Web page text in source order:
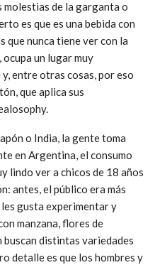
molestias de la garganta o
es que es una bebida con
que nunca tiene ver con la
un lugar muy
entre otras cosas, por eso
que aplica sus
o India, la gente toma
en Argentina, el consumo
lindo ver a chicos de 18 años
antes, el público era más
gusta experimentar y
manzana, flores de
buscan distintas variedades
detalle es que los hombres y